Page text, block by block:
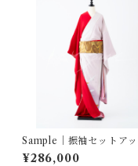
Sample｜振袖セットア
飛鶴ぼかし／赤三越縮緬
¥286,000